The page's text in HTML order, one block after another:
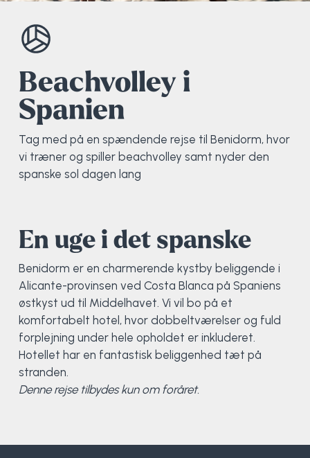
Beachvolley i
Spanien
Tag med på en spændende rejse til Benidorm, hvor
vi træner og spiller beachvolley samt nyder den
spanske sol dagen lang
En uge i det spanske
Benidorm er en charmerende kystby beliggende i
Alicante-provinsen ved Costa Blanca på Spaniens
østkyst ud til Middelhavet. Vi vil bo på et
komfortabelt hotel, hvor dobbeltværelser og fuld
forplejning under hele opholdet er inkluderet.
Hotellet har en fantastisk beliggenhed tæt på
stranden.
Denne rejse tilbydes kun om foråret.
Elevportræt
Priser
Fitness
Friluftsliv
Futsal
Golf
HYROX
Kajak
Klatring
Løb
OCR
Organisk værksted
Sportsmassør
Strik og Hækling
Udekøkken
Ølbrygning
Køn, krop og seksualitet
Ro på
Sportspsykologi
Træner- og lederakademi
Projektleder
Sportsmassør
Træner- og lederakademi
OCR i Spanien
Skitur til Norge
Surf i Marokko
Mille Sigsgaard Christensen
Peter Fuglsang
Thomas Skovgaard
Trine Rask-Nielsen
Troels Rasmussen
Viborg Elitehold